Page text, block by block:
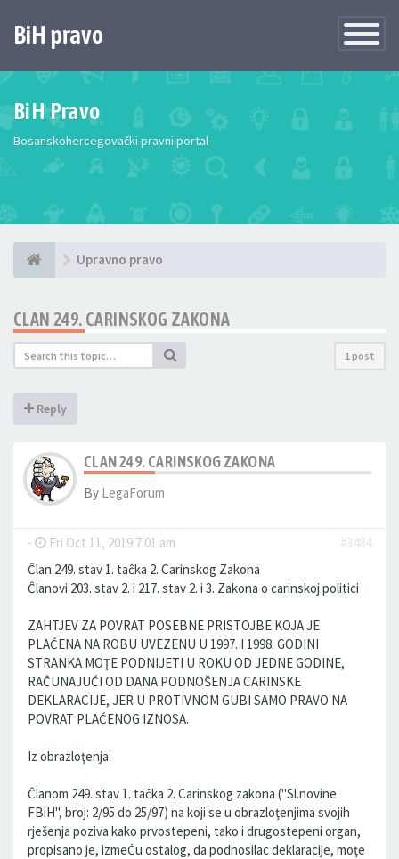
Toggle
BiH pravo
BiH Pravo
Bosanskohercegovački pravni portal
Upravno pravo
CLAN 249. CARINSKOG ZAKONA
1 post
Reply
CLAN 249. CARINSKOG ZAKONA
By LegaForum
- Fri Oct 11, 2019 7:01 am
#3484
Ĉlan 249. stav 1. taĉka 2. Carinskog Zakona
Ĉlanovi 203. stav 2. i 217. stav 2. i 3. Zakona o carinskoj politici
ZAHTJEV ZA POVRAT POSEBNE PRISTOJBE KOJA JE
PLAĆENA NA ROBU UVEZENU U 1997. I 1998. GODINI
STRANKA MOŢE PODNIJETI U ROKU OD JEDNE GODINE,
RAĈUNAJUĆI OD DANA PODNOŠENJA CARINSKE
DEKLARACIJE, JER U PROTIVNOM GUBI SAMO PRAVO NA
POVRAT PLAĆENOG IZNOSA.
Iz obrazloţenja:
Ĉlanom 249. stav 1. taĉka 2. Carinskog zakona ("Sl.novine
FBiH", broj: 2/95 do 25/97) na koji se u obrazloţenjima svojih
rješenja poziva kako prvostepeni, tako i drugostepeni organ,
propisano je, izmeĊu ostalog, da podnosilac deklaracije, moţe